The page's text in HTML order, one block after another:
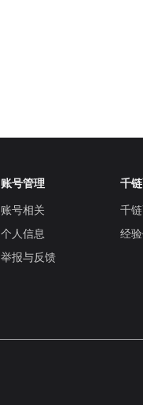
账号管理
账号相关
个人信息
举报与反馈
千
千
经